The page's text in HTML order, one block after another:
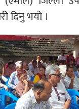
दिनु भयो ।